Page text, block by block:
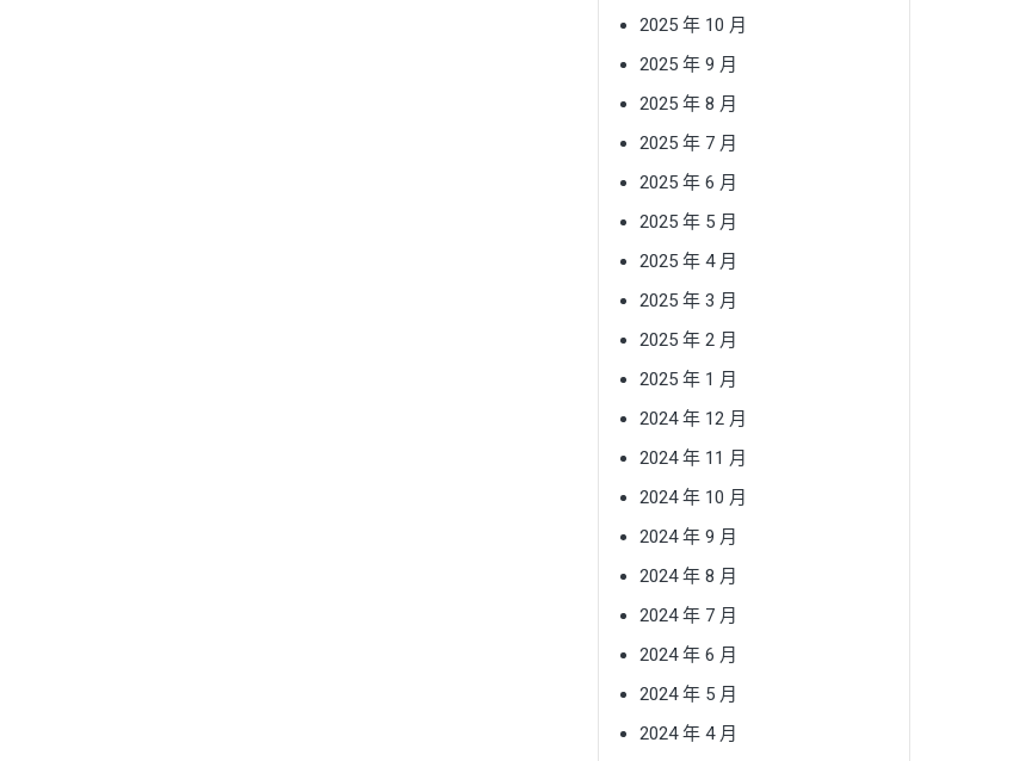
2025 年 10 月
2025 年 9 月
2025 年 8 月
2025 年 7 月
2025 年 6 月
2025 年 5 月
2025 年 4 月
2025 年 3 月
2025 年 2 月
2025 年 1 月
2024 年 12 月
2024 年 11 月
2024 年 10 月
2024 年 9 月
2024 年 8 月
2024 年 7 月
2024 年 6 月
2024 年 5 月
2024 年 4 月